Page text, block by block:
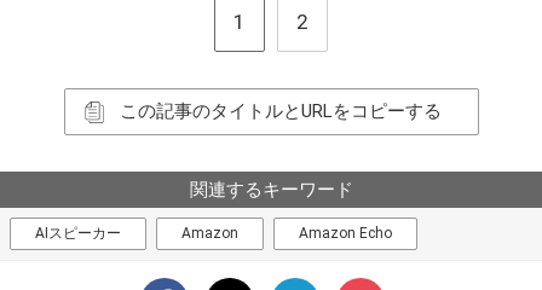
1 2
この記事のタイトルとURLをコピーする
関連するキーワード
AIスピーカー Amazon Amazon Echo